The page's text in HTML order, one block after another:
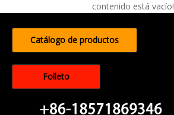
contenido está vacío!
Catálogo de productos
Folleto